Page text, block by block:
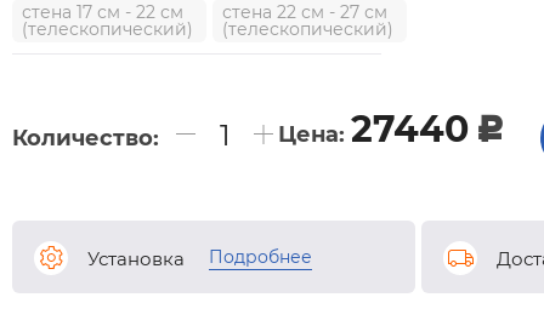
стена 17 см - 22 см
(телескопический)
стена 22 см - 27 см
(телескопический)
Количество: Цена: 27440 c
Установка Подробнее